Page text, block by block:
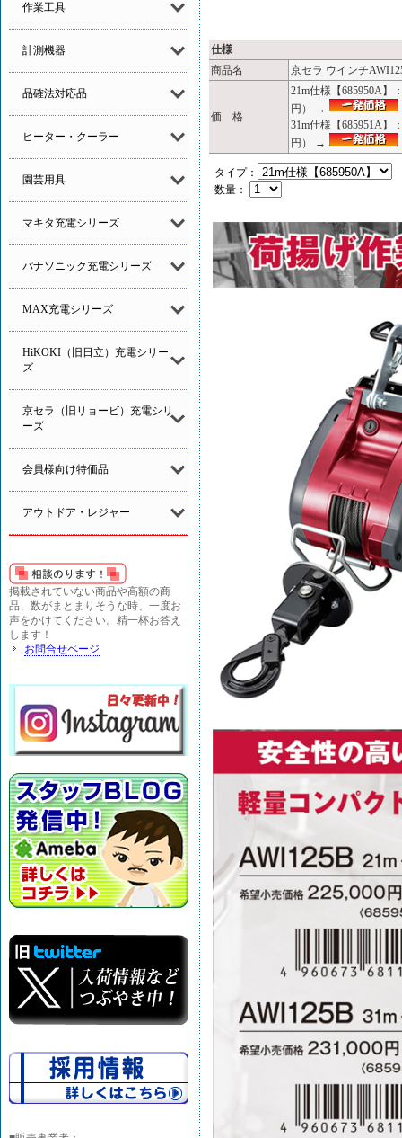
作業工具
計測機器
品確法対応品
ヒーター・クーラー
園芸用具
マキタ充電シリーズ
パナソニック充電シリーズ
MAX充電シリーズ
HiKOKI（旧日立）充電シリー
ズ
京セラ（旧リョービ）充電シリ
ーズ
会員様向け特価品
アウトドア・レジャー
掲載されていない商品や高額の商
品、数がまとまりそうな時、一度お
声をかけてください。精一杯お答え
します！
お問合せページ
仕様
商品名
京セラ ウインチ
価 格
21m仕様【685950A】
円） →
31m仕様【685951A】
円） →
タイプ：
数量：